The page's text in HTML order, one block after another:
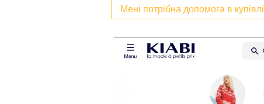
Мені потрібна допомога в купівлі